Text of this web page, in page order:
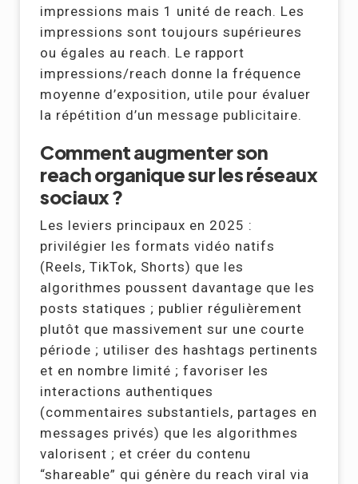
impressions mais 1 unité de reach. Les
impressions sont toujours supérieures
ou égales au reach. Le rapport
impressions/reach donne la fréquence
moyenne d’exposition, utile pour évaluer
la répétition d’un message publicitaire.
Comment augmenter son
reach organique sur les réseaux
sociaux ?
Les leviers principaux en 2025 :
privilégier les formats vidéo natifs
(Reels, TikTok, Shorts) que les
algorithmes poussent davantage que les
posts statiques ; publier régulièrement
plutôt que massivement sur une courte
période ; utiliser des hashtags pertinents
et en nombre limité ; favoriser les
interactions authentiques
(commentaires substantiels, partages en
messages privés) que les algorithmes
valorisent ; et créer du contenu
“shareable” qui génère du reach viral via